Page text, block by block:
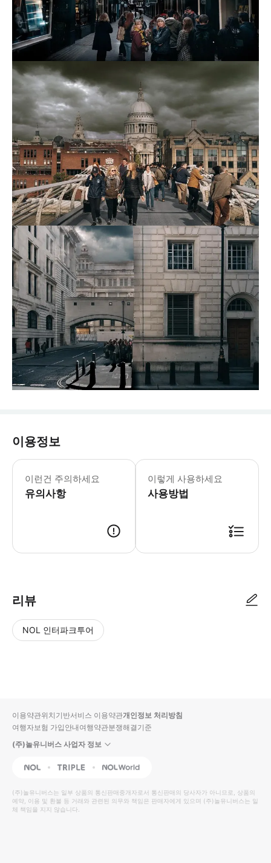
이용정보
이런건 주의하세요
유의사항
이렇게 사용하세요
사용방법
리뷰
NOL 인터파크투어
입니
다.
높
은
순
동
영
상
순
상
이용약관위치기반서비스 이용약관개인정보 처리방침
여행자보험 가입안내여행약관분쟁해결기준
(주)놀유니버스 사업자 정보
NOL Triple Interpark Global
(주)놀유니버스는 일부 상품의 통신판매중개자로서 통신판매의 당사자가 아니므로, 상품의
예약, 이용 및 환불 등 거래와 관련된 의무와 책임은 판매자에게 있으며 (주)놀유니버스는 일
체 책임을 지지 않습니다.